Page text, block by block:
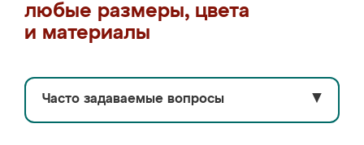
любые размеры, цвета
и материалы
Часто задаваемые вопросы ▼